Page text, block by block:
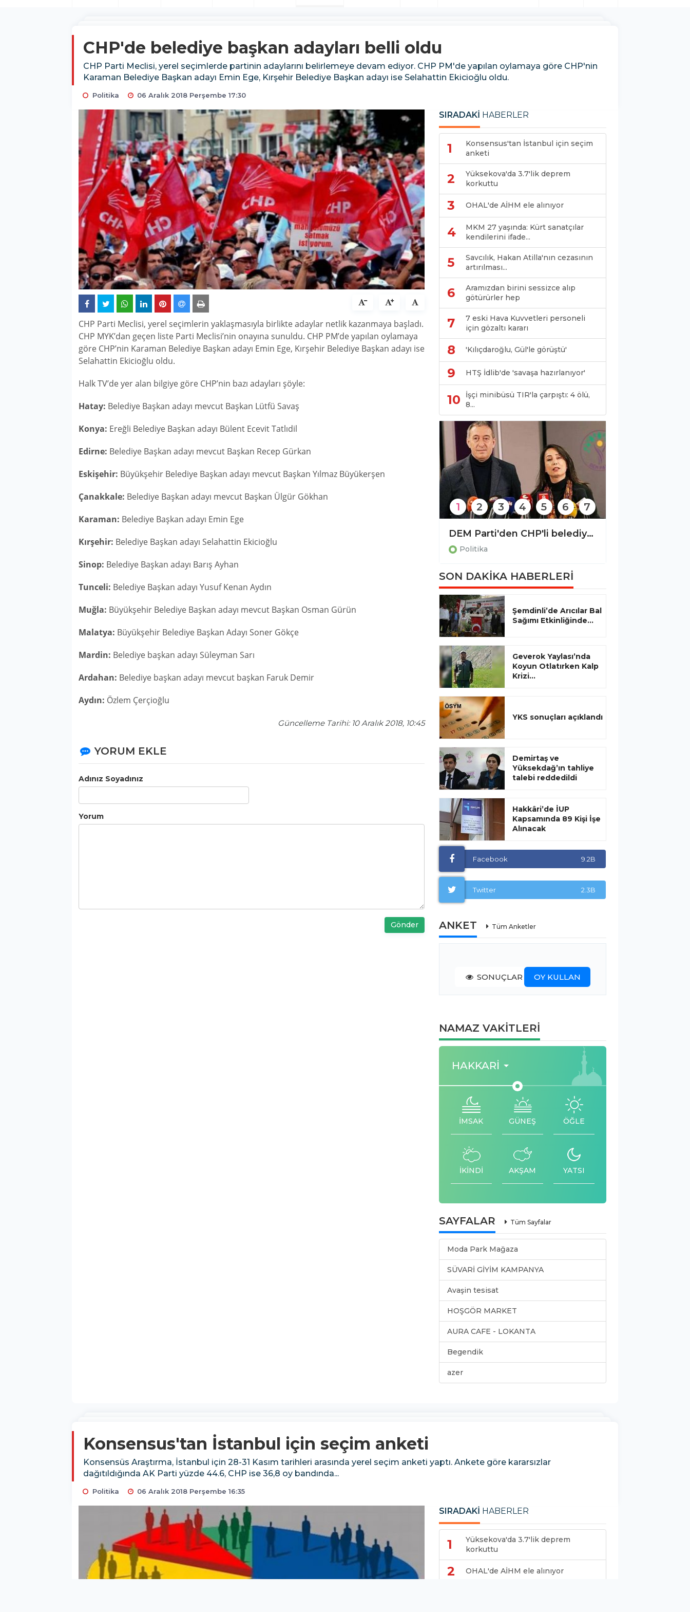
CHP'de belediye başkan adayları belli oldu
CHP Parti Meclisi, yerel seçimlerde partinin adaylarını belirlemeye devam ediyor. CHP PM'de yapılan oylamaya göre CHP'nin
Karaman Belediye Başkan adayı Emin Ege, Kırşehir Belediye Başkan adayı ise Selahattin Ekicioğlu oldu.
Politika 06 Aralık 2018 Perşembe 17:30
CHP Parti Meclisi, yerel seçimlerin yaklaşmasıyla birlikte adaylar netlik kazanmaya başladı.
CHP MYK’dan geçen liste Parti Meclisi’nin onayına sunuldu. CHP PM’de yapılan oylamaya
göre CHP’nin Karaman Belediye Başkan adayı Emin Ege, Kırşehir Belediye Başkan adayı ise
Selahattin Ekicioğlu oldu.
Halk TV’de yer alan bilgiye göre CHP’nin bazı adayları şöyle:
Hatay: Belediye Başkan adayı mevcut Başkan Lütfü Savaş
Konya: Ereğli Belediye Başkan adayı Bülent Ecevit Tatlıdil
Edirne: Belediye Başkan adayı mevcut Başkan Recep Gürkan
Eskişehir: Büyükşehir Belediye Başkan adayı mevcut Başkan Yılmaz Büyükerşen
Çanakkale: Belediye Başkan adayı mevcut Başkan Ülgür Gökhan
Karaman: Belediye Başkan adayı Emin Ege
Kırşehir: Belediye Başkan adayı Selahattin Ekicioğlu
Sinop: Belediye Başkan adayı Barış Ayhan
Tunceli: Belediye Başkan adayı Yusuf Kenan Aydın
Muğla: Büyükşehir Belediye Başkan adayı mevcut Başkan Osman Gürün
Malatya: Büyükşehir Belediye Başkan Adayı Soner Gökçe
Mardin: Belediye başkan adayı Süleyman Sarı
Ardahan: Belediye başkan adayı mevcut başkan Faruk Demir
Aydın: Özlem Çerçioğlu
Güncelleme Tarihi: 10 Aralık 2018, 10:45
YORUM EKLE
Adınız Soyadınız
Yorum
Gönder
SIRADAKİ HABERLER
1
Konsensus'tan İstanbul için seçim
anketi
2
Yüksekova'da 3.7'lik deprem
korkuttu
3 OHAL'de AİHM ele alınıyor
4
MKM 27 yaşında: Kürt sanatçılar
kendilerini ifade...
5
Savcılık, Hakan Atilla'nın cezasının
artırılması...
6
Aramızdan birini sessizce alıp
götürürler hep
7
7 eski Hava Kuvvetleri personeli
için gözaltı kararı
8 'Kılıçdaroğlu, Gül'le görüştü'
9 HTŞ İdlib'de 'savaşa hazırlanıyor'
10
İşçi minibüsü TIR'la çarpıştı: 4 ölü,
8...
DEM Parti'den CHP'li belediyelere yönelik operasyona tepki
Politika
1 2 3 4 5 6 7
SON DAKİKA HABERLERİ
Şemdinli’de Arıcılar Bal
Sağımı Etkinliğinde...
Geverok Yaylası’nda
Koyun Otlatırken Kalp
Krizi...
YKS sonuçları açıklandı
Demirtaş ve
Yüksekdağ’ın tahliye
talebi reddedildi
Hakkâri’de İUP
Kapsamında 89 Kişi İşe
Alınacak
Facebook 9.2B
Twitter 2.3B
ANKET Tüm Anketler
SONUÇLAR OY KULLAN
NAMAZ VAKİTLERİ
HAKKARI
İMSAK GÜNEŞ ÖĞLE
İKİNDİ AKŞAM YATSI
SAYFALAR Tüm Sayfalar
Moda Park Mağaza
SÜVARİ GİYİM KAMPANYA
Avaşin tesisat
HOŞGÖR MARKET
AURA CAFE - LOKANTA
Begendik
azer
Konsensus'tan İstanbul için seçim anketi
Konsensüs Araştırma, İstanbul için 28-31 Kasım tarihleri arasında yerel seçim anketi yaptı. Ankete göre kararsızlar
dağıtıldığında AK Parti yüzde 44.6, CHP ise 36,8 oy bandında...
Politika 06 Aralık 2018 Perşembe 16:35
SIRADAKİ HABERLER
1
Yüksekova'da 3.7'lik deprem
korkuttu
2 OHAL'de AİHM ele alınıyor